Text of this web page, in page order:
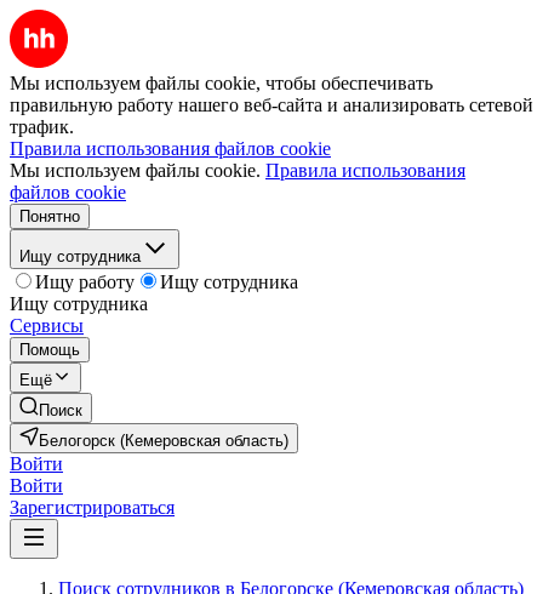
Мы используем файлы cookie, чтобы обеспечивать
правильную работу нашего веб-сайта и анализировать сетевой
трафик.
Правила использования файлов cookie
Мы используем файлы cookie. Правила использования
файлов cookie
Понятно
Ищу сотрудника
Ищу работу
Ищу сотрудника
Ищу сотрудника
Сервисы
Помощь
Ещё
Поиск
Белогорск (Кемеровская область)
Войти
Войти
Зарегистрироваться
Поиск сотрудников в Белогорске (Кемеровская область)